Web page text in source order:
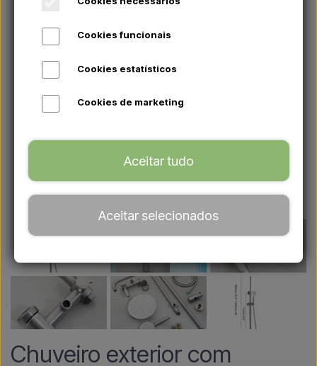
Chuveiro exterior com
Cookies funcionais
Cookies estatísticos
Cookies de marketing
Aceitar tudo
Aceitar selecionados